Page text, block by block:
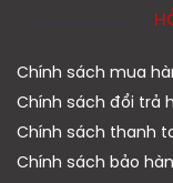
Chính sách mua
Chính sách đổi trả
Chính sách thanh
Chính sách bảo